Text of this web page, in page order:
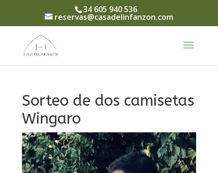
34 605 940 536
reservas@casadelinfanzon.com
Sorteo de dos camisetas
Wingaro